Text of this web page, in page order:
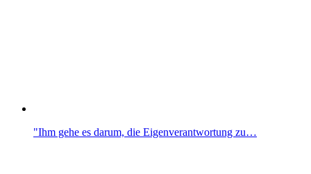
"Ihm gehe es darum, die Eigenverantwortung zu…